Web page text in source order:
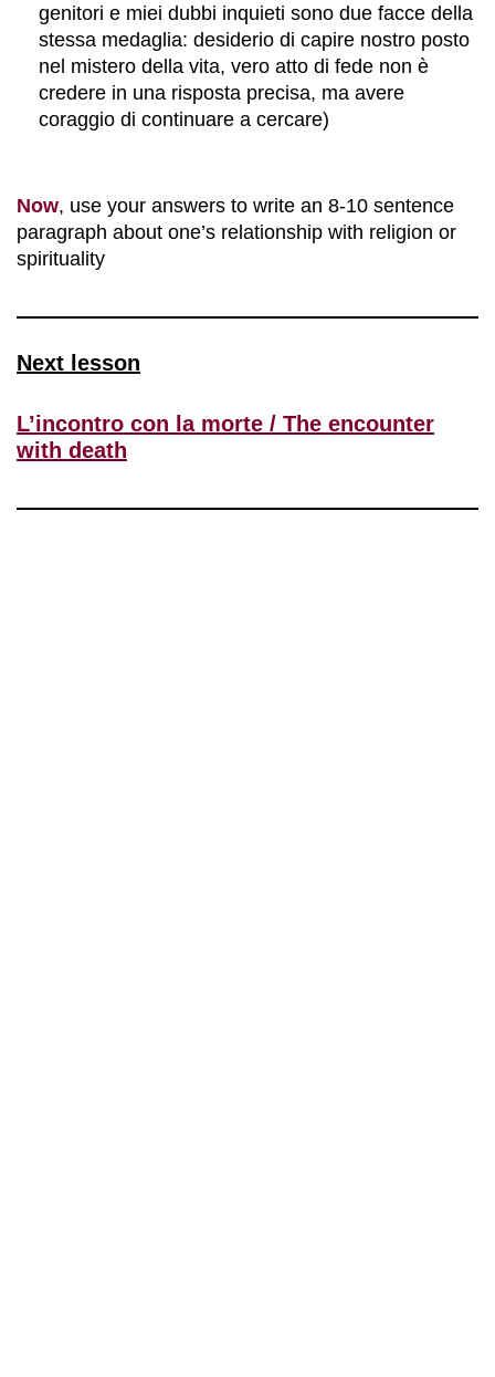
genitori e miei dubbi inquieti sono due facce della
stessa medaglia: desiderio di capire nostro posto
nel mistero della vita, vero atto di fede non è
credere in una risposta precisa, ma avere
coraggio di continuare a cercare)
Now, use your answers to write an 8-10 sentence
paragraph about one’s relationship with religion or
spirituality
Next lesson
L’incontro con la morte / The encounter
with death